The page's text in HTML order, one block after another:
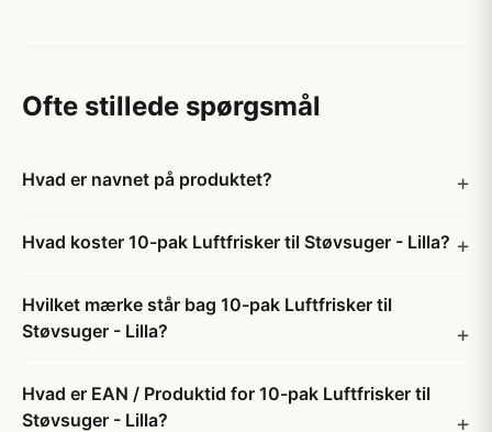
Ofte stillede spørgsmål
Hvad er navnet på produktet?
Hvad koster 10-pak Luftfrisker til Støvsuger - Lilla?
Hvilket mærke står bag 10-pak Luftfrisker til
Støvsuger - Lilla?
Hvad er EAN / Produktid for 10-pak Luftfrisker til
Støvsuger - Lilla?